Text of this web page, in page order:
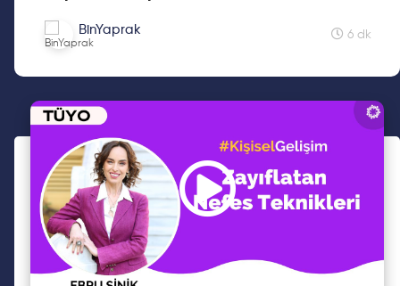
yaratmak amacıyla yapılmış olup cinsiyet temelli genel
mitleri, yaygın değerleri, kadın istihdamına bakışı,
bilgilere bu yazıdan ulaşabilirsin!
BinYaprak 6 dk